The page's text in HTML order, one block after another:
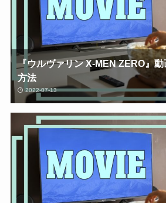
『ウルヴァリン X-MEN ZERO』
方法
2022-07-13